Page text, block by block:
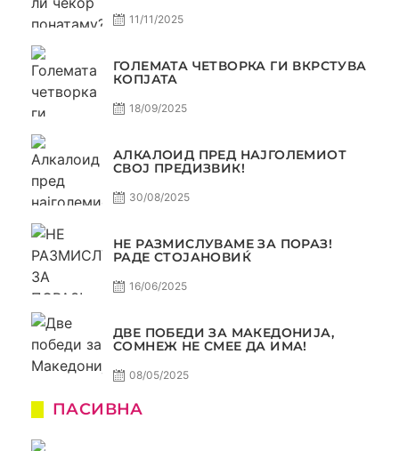
11/11/2025
ГОЛЕМАТА ЧЕТВОРКА ГИ ВКРСТУВА
КОПЈАТА
18/09/2025
АЛКАЛОИД ПРЕД НАЈГОЛЕМИОТ
СВОЈ ПРЕДИЗВИК!
30/08/2025
НЕ РАЗМИСЛУВАМЕ ЗА ПОРАЗ!
РАДЕ СТОЈАНОВИЌ
16/06/2025
ДВЕ ПОБЕДИ ЗА МАКЕДОНИЈА,
СОМНЕЖ НЕ СМЕЕ ДА ИМА!
08/05/2025
ПАСИВНА